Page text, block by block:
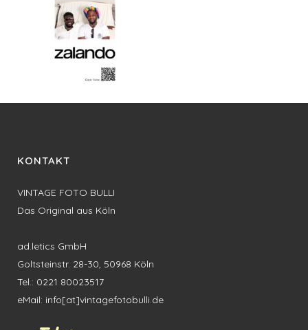
KONTAKT
VINTAGE FOTO BULLI
Das Original aus Köln
ad.letics GmbH
Goltsteinstr. 28-30, 50968 Köln
Tel.: 0221 80023517
eMail: info[at]vintagefotobulli.de